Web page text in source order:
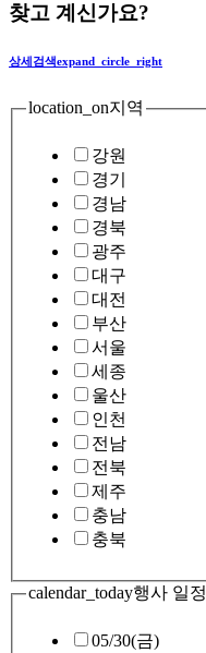
찾고 계신가요?
상세검색expand_circle_right
location_on지역
강원
경기
경남
경북
광주
대구
대전
부산
서울
세종
울산
인천
전남
전북
제주
충남
충북
calendar_today행사 일정
05/30(금)